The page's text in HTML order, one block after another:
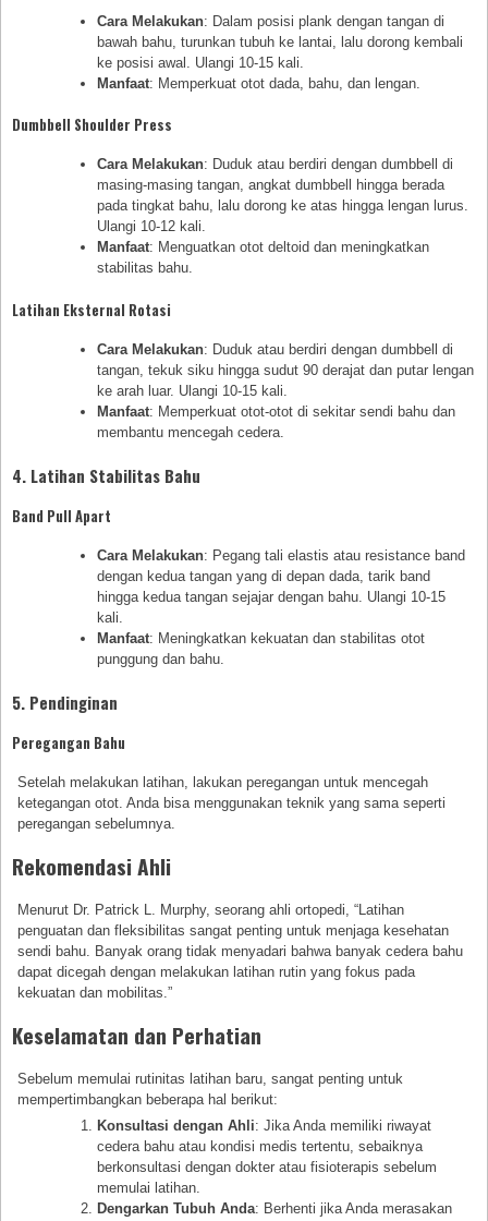
Cara Melakukan: Dalam posisi plank dengan tangan di
bawah bahu, turunkan tubuh ke lantai, lalu dorong kembali
ke posisi awal. Ulangi 10-15 kali.
Manfaat: Memperkuat otot dada, bahu, dan lengan.
Dumbbell Shoulder Press
Cara Melakukan: Duduk atau berdiri dengan dumbbell di
masing-masing tangan, angkat dumbbell hingga berada
pada tingkat bahu, lalu dorong ke atas hingga lengan lurus.
Ulangi 10-12 kali.
Manfaat: Menguatkan otot deltoid dan meningkatkan
stabilitas bahu.
Latihan Eksternal Rotasi
Cara Melakukan: Duduk atau berdiri dengan dumbbell di
tangan, tekuk siku hingga sudut 90 derajat dan putar lengan
ke arah luar. Ulangi 10-15 kali.
Manfaat: Memperkuat otot-otot di sekitar sendi bahu dan
membantu mencegah cedera.
4. Latihan Stabilitas Bahu
Band Pull Apart
Cara Melakukan: Pegang tali elastis atau resistance band
dengan kedua tangan yang di depan dada, tarik band
hingga kedua tangan sejajar dengan bahu. Ulangi 10-15
kali.
Manfaat: Meningkatkan kekuatan dan stabilitas otot
punggung dan bahu.
5. Pendinginan
Peregangan Bahu
Setelah melakukan latihan, lakukan peregangan untuk mencegah
ketegangan otot. Anda bisa menggunakan teknik yang sama seperti
peregangan sebelumnya.
Rekomendasi Ahli
Menurut Dr. Patrick L. Murphy, seorang ahli ortopedi, “Latihan
penguatan dan fleksibilitas sangat penting untuk menjaga kesehatan
sendi bahu. Banyak orang tidak menyadari bahwa banyak cedera bahu
dapat dicegah dengan melakukan latihan rutin yang fokus pada
kekuatan dan mobilitas.”
Keselamatan dan Perhatian
Sebelum memulai rutinitas latihan baru, sangat penting untuk
mempertimbangkan beberapa hal berikut:
Konsultasi dengan Ahli: Jika Anda memiliki riwayat
cedera bahu atau kondisi medis tertentu, sebaiknya
berkonsultasi dengan dokter atau fisioterapis sebelum
memulai latihan.
Dengarkan Tubuh Anda: Berhenti jika Anda merasakan